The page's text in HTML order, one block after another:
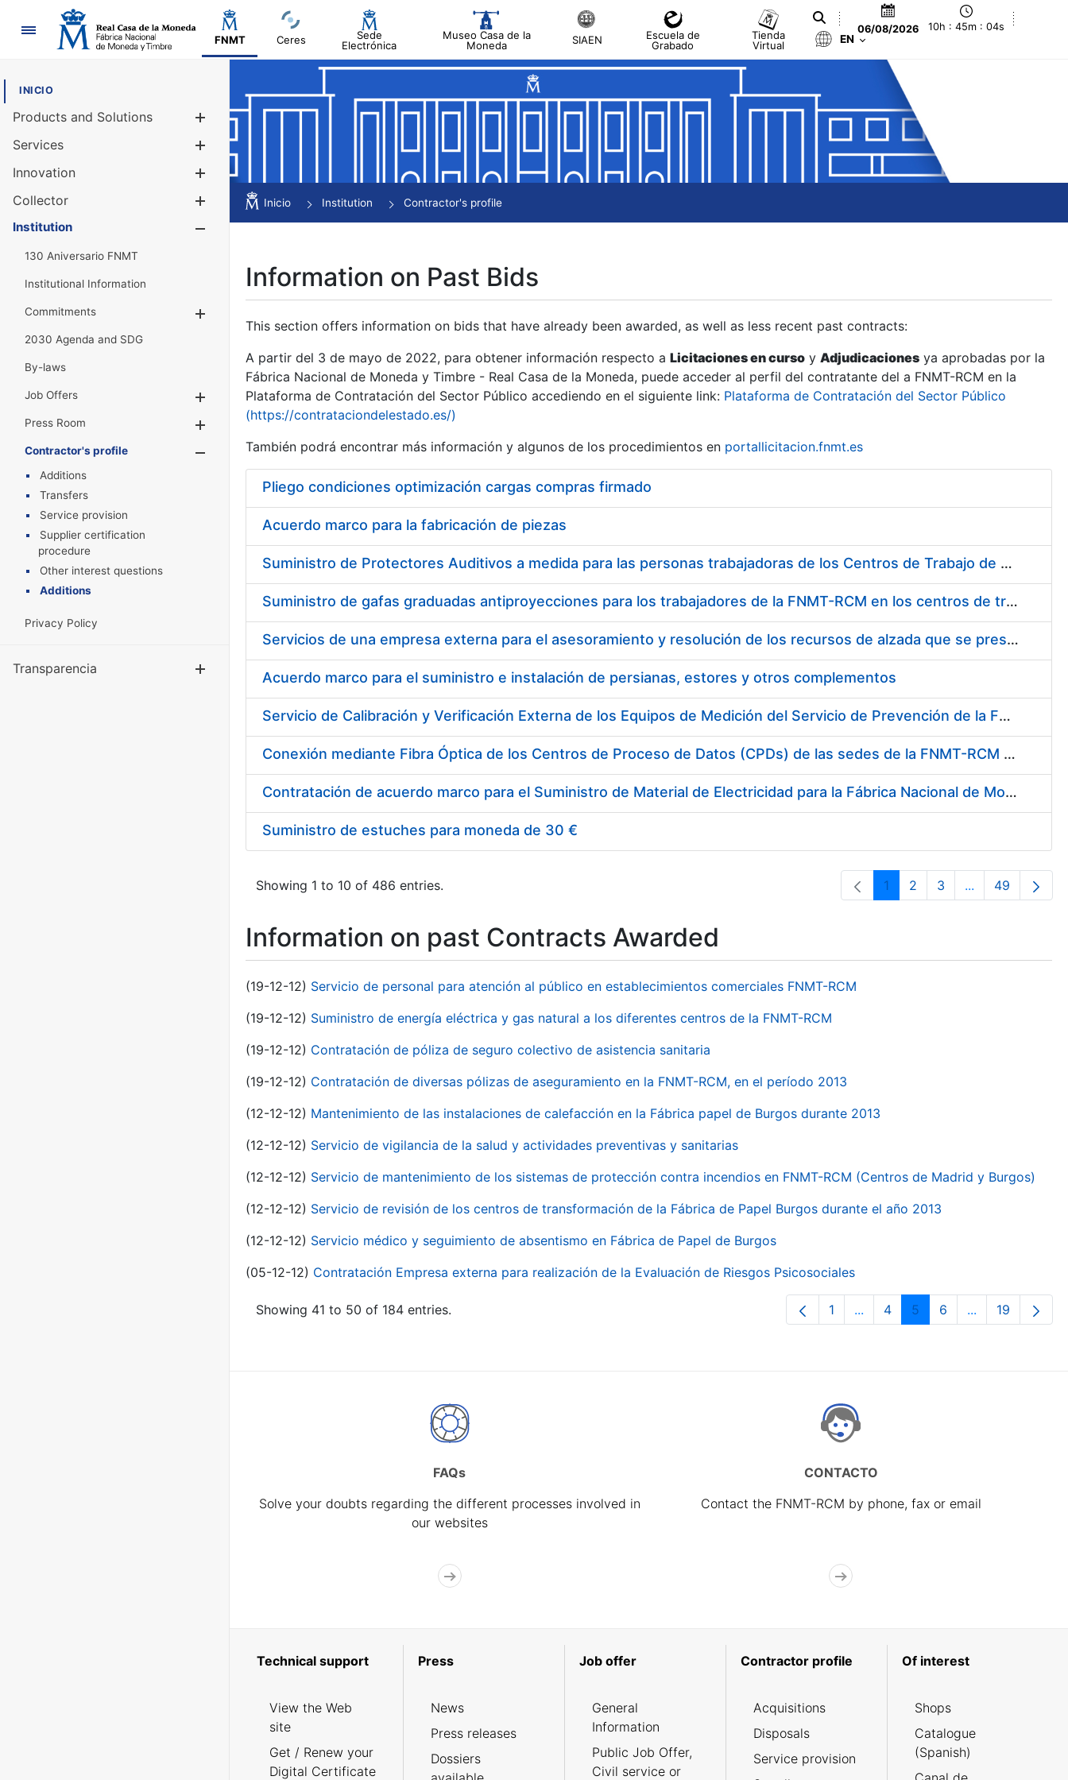
Navigation
FNMT Ceres
Sede
Electrónica
Museo Casa de la
Moneda
SIAEN
Escuela de
Grabado
Tienda
Virtual
06/08/2026 10h : 45m : 05s
EN
INICIO
Products and Solutions
Services
Innovation
Collector
Show/Hide
Institution
130 Aniversario FNMT
Institutional Information
Commitments
2030 Agenda and SDG
By-laws
Job Offers
Show/Hide
Press Room
Show/Hide
Contractor's profile
Show/Hide
Additions
Transfers
Service provision
Supplier certification
procedure
Other interest questions
Additions
Privacy Policy
Transparencia Show/Hide
Inicio Institution Contractor's profile
Information on Past Bids
This section offers information on bids that have already been awarded, as well as less recent past contracts:
A partir del 3 de mayo de 2022, para obtener información respecto a Licitaciones en curso y Adjudicaciones ya aprobadas por la
Fábrica Nacional de Moneda y Timbre - Real Casa de la Moneda, puede acceder al perfil del contratante del a FNMT-RCM en la
Plataforma de Contratación del Sector Público accediendo en el siguiente link: Plataforma de Contratación del Sector Público
(https://contrataciondelestado.es/)
También podrá encontrar más información y algunos de los procedimientos en portallicitacion.fnmt.es
Pliego condiciones optimización cargas compras firmado
Acuerdo marco para la fabricación de piezas
Suministro de Protectores Auditivos a medida para las personas trabajadoras de los Centros de Trabajo de Madrid y Burgos
Suministro de gafas graduadas antiproyecciones para los trabajadores de la FNMT-RCM en los centros de trabajo de Madrid y Burgos
Servicios de una empresa externa para el asesoramiento y resolución de los recursos de alzada que se presentan relacionados con procesos de selección para la FNMT-RCM
Acuerdo marco para el suministro e instalación de persianas, estores y otros complementos
Servicio de Calibración y Verificación Externa de los Equipos de Medición del Servicio de Prevención de la FNMT-RCM
Conexión mediante Fibra Óptica de los Centros de Proceso de Datos (CPDs) de las sedes de la FNMT-RCM de Burgos y Madrid
Contratación de acuerdo marco para el Suministro de Material de Electricidad para la Fábrica Nacional de Moneda y Timbre-Real Casa de la Moneda en su centro de trabajo de Burgos
Suministro de estuches para moneda de 30 €
Showing 1 to 10 of 486 entries. Page
1 Page
2 Page
3 ...Intermediate
Page
49
Information on past Contracts Awarded
(19-12-12) Servicio de personal para atención al público en establecimientos comerciales FNMT-RCM
(19-12-12) Suministro de energía eléctrica y gas natural a los diferentes centros de la FNMT-RCM
(19-12-12) Contratación de póliza de seguro colectivo de asistencia sanitaria
(19-12-12) Contratación de diversas pólizas de aseguramiento en la FNMT-RCM, en el período 2013
(12-12-12) Mantenimiento de las instalaciones de calefacción en la Fábrica papel de Burgos durante 2013
(12-12-12) Servicio de vigilancia de la salud y actividades preventivas y sanitarias
(12-12-12) Servicio de mantenimiento de los sistemas de protección contra incendios en FNMT-RCM (Centros de Madrid y Burgos)
(12-12-12) Servicio de revisión de los centros de transformación de la Fábrica de Papel Burgos durante el año 2013
(12-12-12) Servicio médico y seguimiento de absentismo en Fábrica de Papel de Burgos
(05-12-12) Contratación Empresa externa para realización de la Evaluación de Riesgos Psicosociales
Showing 41 to 50 of 184 entries. Page
1 ...Intermediate Pages Use TAB to
Page
4 Page
5 Page
6 ...Intermediate
Page
19
FAQs
Solve your doubts regarding the different processes involved in
our websites
CONTACTO
Contact the FNMT-RCM by phone, fax or email
Technical support
View the Web
site
Get / Renew your
Digital Certificate
Press
News
Press releases
Dossiers
Job offer
General
Information
Public Job Offer,
Civil service or
Contractor profile
Acquisitions
Disposals
Service provision
Of interest
Shops
Catalogue
(Spanish)